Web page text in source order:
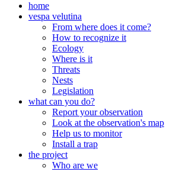
home
vespa velutina
From where does it come?
How to recognize it
Ecology
Where is it
Threats
Nests
Legislation
what can you do?
Report your observation
Look at the observation's map
Help us to monitor
Install a trap
the project
Who are we